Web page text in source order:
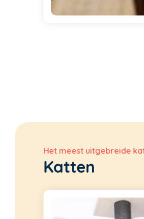
Het meest uitgebreide
Katten